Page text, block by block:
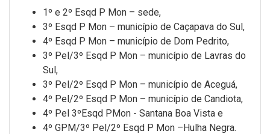
1º e 2º Esqd P Mon – sede,
3º Esqd P Mon – município de Caçapava do Sul,
4º Esqd P Mon – município de Dom Pedrito,
3º Pel/3º Esqd P Mon – município de Lavras do
Sul,
3º Pel/2º Esqd P Mon – município de Aceguá,
4º Pel/2º Esqd P Mon – município de Candiota,
4º Pel 3ºEsqd PMon - Santana Boa Vista e
4º GPM/3º Pel/2º Esqd P Mon –Hulha Negra.